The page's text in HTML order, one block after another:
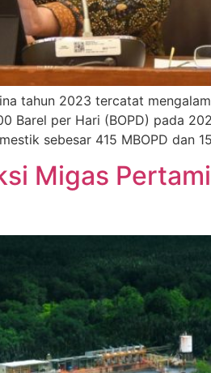
tahun 2023 tercatat
Barel per Hari (BOPD) pada
sebesar 415 MBOPD dan
Migas